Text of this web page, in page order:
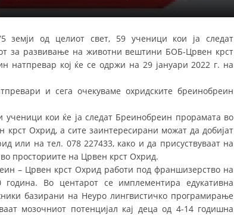
ОРГАНИЗАЦИЈА И РАЗВОЈ
РАКОВОДЕН ОДБОР
СОБРАНИЕ
СТРУКТУРА И ОРГАНИЗАЦИОНА ПОСТАВЕНОСТ
ДИСЕМИНАЦИЈА
MЕЃУНАРОДНО ХУМАНИТАРНО ПРАВО
ПРОМОЦИЈА НА ХУМАНИ ВРЕДНОСТИ
УПОТРЕБА И ЗАШТИТА НА АМБЛЕМОТ
земји од целиот свет, 59 ученици кои ја следат
за развивање на животни вештини БОБ-Црвен крст
натпревар кој ќе се одржи на 29 јануари 2022 г. на
и сега очекуваме охридските бреинобреин
кои ќе ја следат Бреинобреин прорамата во
Охрид, а сите заинтересирани можат да добијат
или на тел. 078 227433, како и да присуствуваат на
просториите на Црвен крст Охрид.
– Црвен крст Охрид работи под франшизерство на
Во центарот се имплементира едукативна
базирани на Неуро лингвистичко програмирање
мозочниот потенцијал кај деца од 4-14 годишна